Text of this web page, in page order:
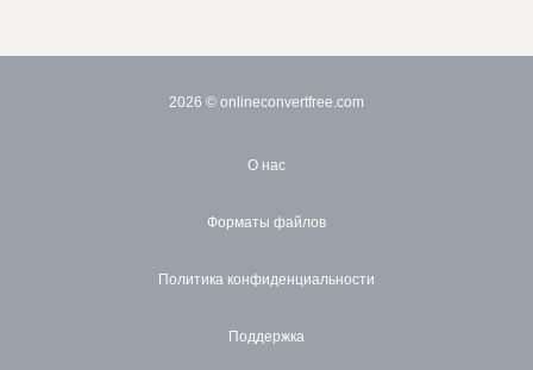
2026 © onlineconvertfree.com
О нас
Форматы файлов
Политика конфиденциальности
Поддержка